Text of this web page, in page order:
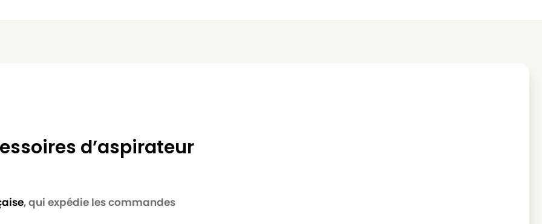
d’aspirateur
, qui expédie les commandes